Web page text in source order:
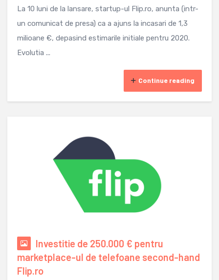
La 10 luni de la lansare, startup-ul Flip.ro, anunta (intr-
un comunicat de presa) ca a ajuns la incasari de 1,3
milioane €, depasind estimarile initiale pentru 2020.
Evolutia ...
Continue reading
Investitie de 250.000 € pentru
marketplace-ul de telefoane second-hand
Flip.ro